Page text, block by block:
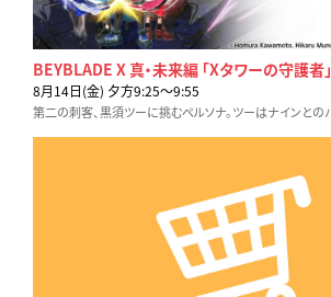
BEYBLADE X 真・未来編 「Xタワーの守護者」
8月14日(金) 夕方9:25〜9:55